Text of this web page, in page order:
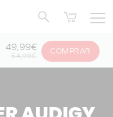
54,99€
49,99€ COMPRAR